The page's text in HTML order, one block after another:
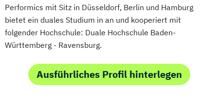
Performics mit Sitz in Düsseldorf, Berlin und Hamburg
bietet ein duales Studium in an und kooperiert mit
folgender Hochschule: Duale Hochschule Baden-
Württemberg - Ravensburg.
Ausführliches Profil hinterlegen